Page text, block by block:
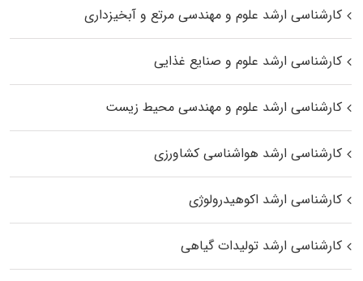
کارشناسی ارشد علوم و مهندسی مرتع و آبخیزداری
کارشناسی ارشد علوم و صنایع غذایی
کارشناسی ارشد علوم و مهندسی محیط زیست
کارشناسی ارشد هواشناسی کشاورزی
کارشناسی ارشد اکوهیدرولوژی
کارشناسی ارشد تولیدات گیاهی